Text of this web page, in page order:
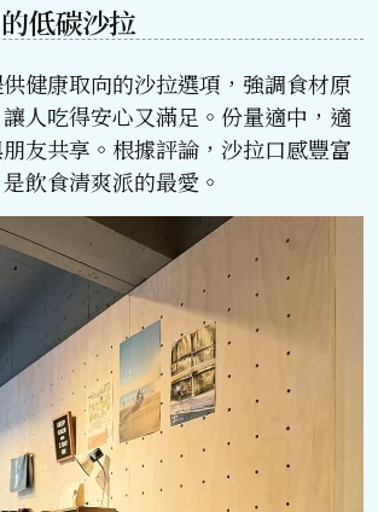
低碳沙拉
健康取向的沙拉選項，強調食材原
人吃得安心又滿足。份量適中，適
友共享。根據評論，沙拉口感豐富
飲食清爽派的最愛。